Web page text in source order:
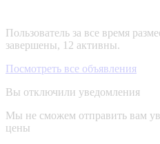
Пользователь за все время
завершены, 12 активны.
Посмотреть все объявления
Вы отключили уведомления
Мы не сможем отправить вам
цены